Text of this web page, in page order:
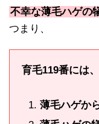
不幸な薄毛ハゲの
つまり、
育毛119番には、
薄毛ハゲか